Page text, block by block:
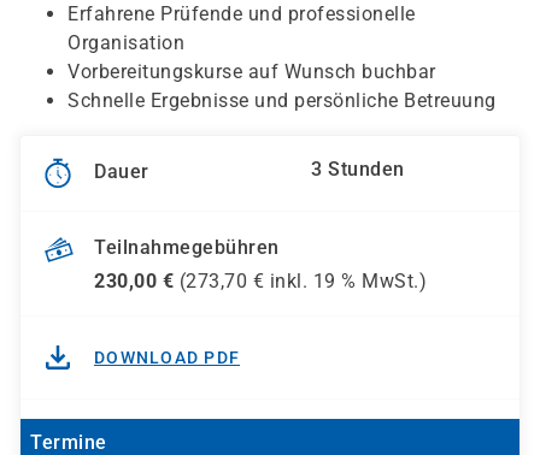
Erfahrene Prüfende und professionelle
Organisation
Vorbereitungskurse auf Wunsch buchbar
Schnelle Ergebnisse und persönliche Betreuung
Dauer 3 Stunden
Teilnahmegebühren
230,00 € (273,70 € inkl. 19 % MwSt.)
DOWNLOAD PDF
Termine